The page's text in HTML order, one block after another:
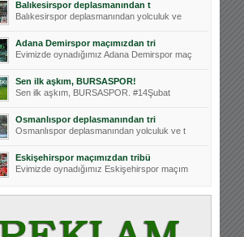
Balıkesirspor deplasmanından t
Balıkesirspor deplasmanından yolculuk ve
Adana Demirspor maçımızdan tri
Evimizde oynadığımız Adana Demirspor maç
Sen ilk aşkım, BURSASPOR!
Sen ilk aşkım, BURSASPOR. #14Şubat
Osmanlıspor deplasmanından tri
Osmanlıspor deplasmanından yolculuk ve t
Eskişehirspor maçımızdan tribü
Evimizde oynadığımız Eskişehirspor maçım